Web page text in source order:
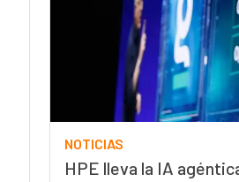
NOTICIAS
HPE lleva la IA